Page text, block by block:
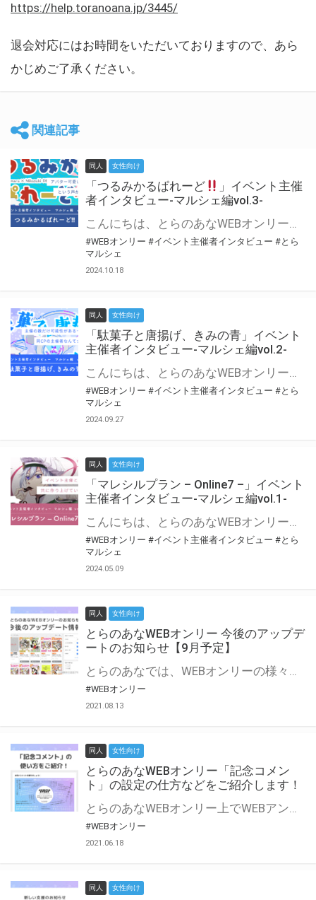
https://help.toranoana.jp/3445/
退会対応にはお時間をいただいておりますので、あら
かじめご了承ください。
関連記事
同人 女性向け
「つるみかるぱれーど
」イベント主催
者インタビュー-マルシェ編vol.3-
こんにちは、とらのあなWEBオンリー運営スタッフです。 新たにお届けする、イベント主催者インタビュー-マルシェ編-は、 とらのあなWEBオンリー「マルシェ」をご利用した主催様に 「マルシェ」を使って開催した感想や心がけをお聞きする企画です。 今回は、WEBオンリー初開催「つるみかるぱれーど
#WEBオンリー #イベント主催者インタビュー #とら
マルシェ
2024.10.18
同人 女性向け
「駄菓子と唐揚げ、きみの青」イベント
主催者インタビュー-マルシェ編vol.2-
こんにちは、とらのあなWEBオンリー運営スタッフです。 新たにお届けする、イベント主催者インタビュー-マルシェ編-は、 とらのあなWEBオンリー「マルシェ」をご利用の主催様に 「マルシェ」を使ってイベントを開催した感想や心がけをお聞きする企画です。 今回は、WEBオンリー初開催「駄菓子と唐揚げ、きみの青」より、 主催のぎこ六屋様にお話を伺いました。 協力：ぎこ六屋様／イベント公式Twitter（@krkgwks） とらのあなWEBオンリー「マルシェ」とは？ WEBオンリーでリアルタイムでコミュニケーションがとれるオンライン会場です。
#WEBオンリー #イベント主催者インタビュー #とら
マルシェ
2024.09.27
同人 女性向け
「マレシルプラン – Online7 –」イベント
主催者インタビュー-マルシェ編vol.1-
こんにちは、とらのあなWEBオンリー運営スタッフです。 新たにお届けする、イベント主催者インタビュー-マルシェ編-は、 とらのあなWEBオンリー「マルシェ」をご利用した主催様に 「マルシェ」を使って開催した感想や心がけをお聞きする企画です。 今回は、WEBオンリー開催7回目迎えた「マレシルプラン – Online7 –」より、 主催の玉川うた様にお話を伺いました。 ▼マレシルプランのインタビュー前回記事 「イベント主催者インタビュー vol.6」はこちら 協力：玉川うた様（マレシルプラン実行委員会 代表）／イベント公式Twitter（@mallesil_plan） とらのあなWEBオンリー「マルシェ」とは？ WEBオンリーでリアルタイムでコミュニケーションがとれるオンライン会場です。
#WEBオンリー #イベント主催者インタビュー #とら
マルシェ
2024.05.09
同人 女性向け
とらのあなWEBオンリー 今後のアップデ
ートのお知らせ【9月予定】
とらのあなでは、WEBオンリーの様々な支援を実施しています。 今回は2021年9月に実装を予定しているアップデート情報についてご紹介いたします。 とらのあなWEBオンリーサイトはこちら
#WEBオンリー
2021.08.13
同人 女性向け
とらのあなWEBオンリー「記念コメン
ト」の設定の仕方などをご紹介します！
とらのあなWEBオンリー上でWEBアンソロジーが作成できる「記念コメント」について、その使い方や作成手順を解説します！ 支援タイプを「サークル参加型」「サークル参加型・マルシェ(イベント会場)機能付き」でお申し込みいただいている主催者様はぜひご活用ください♪ とらのあなWEBオンリーサイトはこちら
#WEBオンリー
2021.06.18
同人 女性向け